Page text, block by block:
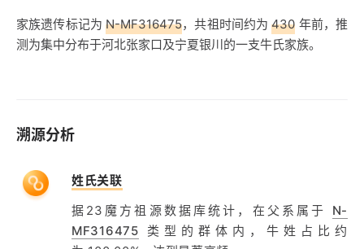
家族遗传标记为N-MF316475，共祖时间约为430 年前，推
测为集中分布于河北张家口及宁夏银川的一支牛氏家族。
溯源分析
姓氏关联
据23魔方祖源数据库统计，在父系属于 N-
MF316475 类型的群体内，牛姓占比约